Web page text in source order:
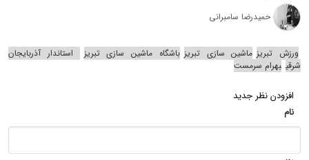
حمیدرضا سامبرانی
ورزش تبریز ماشین سازی تبریز باشگاه ماشین سازی تبریز
استاندار آذربایجان
شرقی بهرام سرمست
افزودن نظر جدید
نام